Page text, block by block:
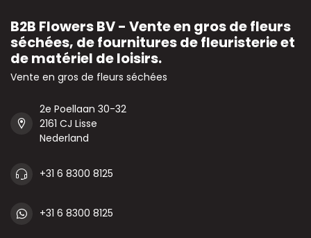
B2B Flowers BV - Vente en gros de fleurs
séchées, de fournitures de fleuristerie et
de matériel de loisirs.
Vente en gros de fleurs séchées
2e Poellaan 30-32
2161 CJ Lisse
Nederland
+31 6 8300 8125
+31 6 8300 8125